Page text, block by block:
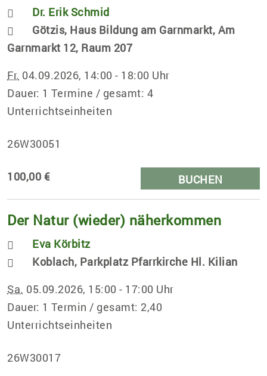
Dr. Erik Schmid
Götzis, Haus Bildung am Garnmarkt, Am
Garnmarkt 12, Raum 207
Fr. 04.09.2026, 14:00 - 18:00 Uhr
Dauer: 1 Termine / gesamt: 4
Unterrichtseinheiten
26W30051
100,00 € BUCHEN
Der Natur (wieder) näherkommen
Eva Körbitz
Koblach, Parkplatz Pfarrkirche Hl. Kilian
Sa. 05.09.2026, 15:00 - 17:00 Uhr
Dauer: 1 Termin / gesamt: 2,40
Unterrichtseinheiten
26W30017